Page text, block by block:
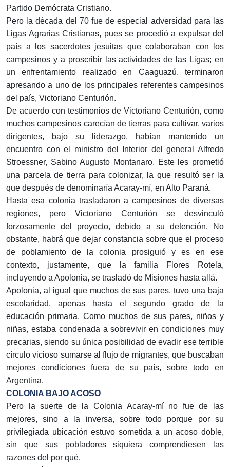
Partido Demócrata Cristiano.
Pero la década del 70 fue de especial adversidad para las
Ligas Agrarias Cristianas, pues se procedió a expulsar del
país a los sacerdotes jesuitas que colaboraban con los
campesinos y a proscribir las actividades de las Ligas; en
un enfrentamiento realizado en Caaguazú, terminaron
apresando a uno de los principales referentes campesinos
del país, Victoriano Centurión.
De acuerdo con testimonios de Victoriano Centurión, como
muchos campesinos carecían de tierras para cultivar, varios
dirigentes, bajo su liderazgo, habían mantenido un
encuentro con el ministro del Interior del general Alfredo
Stroessner, Sabino Augusto Montanaro. Este les prometió
una parcela de tierra para colonizar, la que resultó ser la
que después de denominaría Acaray-mí, en Alto Paraná.
Hasta esa colonia trasladaron a campesinos de diversas
regiones, pero Victoriano Centurión se desvinculó
forzosamente del proyecto, debido a su detención. No
obstante, habrá que dejar constancia sobre que el proceso
de poblamiento de la colonia prosiguió y es en ese
contexto, justamente, que la familia Flores Rotela,
incluyendo a Apolonia, se trasladó de Misiones hasta allá.
Apolonia, al igual que muchos de sus pares, tuvo una baja
escolaridad, apenas hasta el segundo grado de la
educación primaria. Como muchos de sus pares, niños y
niñas, estaba condenada a sobrevivir en condiciones muy
precarias, siendo su única posibilidad de evadir ese terrible
círculo vicioso sumarse al flujo de migrantes, que buscaban
mejores condiciones fuera de su país, sobre todo en
Argentina.
COLONIA BAJO ACOSO
Pero la suerte de la Colonia Acaray-mí no fue de las
mejores, sino a la inversa, sobre todo porque por su
privilegiada ubicación estuvo sometida a un acoso doble,
sin que sus pobladores siquiera comprendiesen las
razones del por qué.